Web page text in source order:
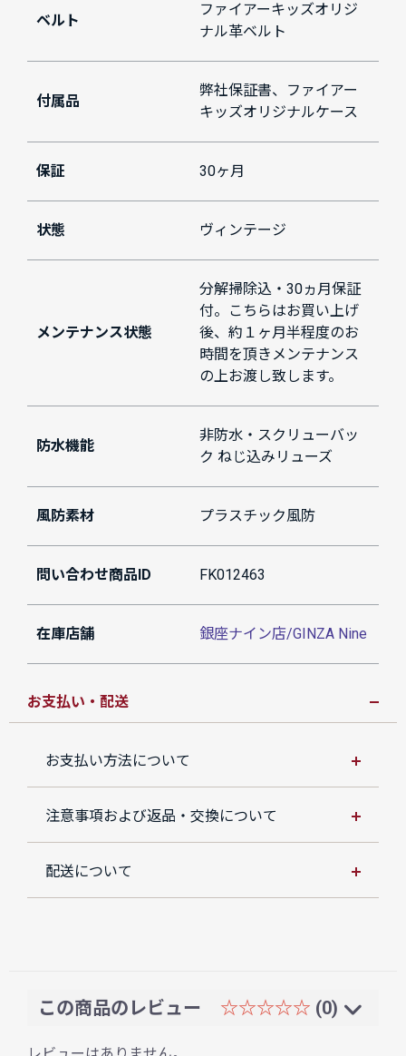
ベルト
ファイアーキッズオリジ
ナル革ベルト
付属品
弊社保証書、ファイアー
キッズオリジナルケース
保証 30ヶ月
状態 ヴィンテージ
メンテナンス状態
分解掃除込・30ヵ月保証
付。こちらはお買い上げ
後、約１ヶ月半程度のお
時間を頂きメンテナンス
の上お渡し致します。
防水機能
非防水・スクリューバッ
ク ねじ込みリューズ
風防素材 プラスチック風防
問い合わせ商品ID FK012463
在庫店舗 銀座ナイン店/GINZA Nine
お支払い・配送
お支払い方法について
注意事項および返品・交換について
配送について
この商品のレビュー ☆☆☆☆☆ (0)